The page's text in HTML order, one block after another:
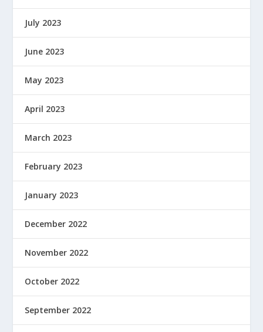
July 2023
June 2023
May 2023
April 2023
March 2023
February 2023
January 2023
December 2022
November 2022
October 2022
September 2022